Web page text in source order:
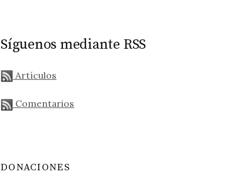
Síguenos mediante RSS
Artículos
Comentarios
DONACIONES